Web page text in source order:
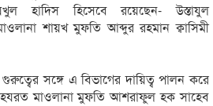
হাদিস হিসেবে রয়েছেন- উস্তাযুল
শায়খ মুফতি আব্দুর রহমান ক্বাসিমী
সঙ্গে এ বিভাগের দায়িত্ব পালন করে
হযরত মাওলানা মুফতি আশরাফুল হক সাহেব